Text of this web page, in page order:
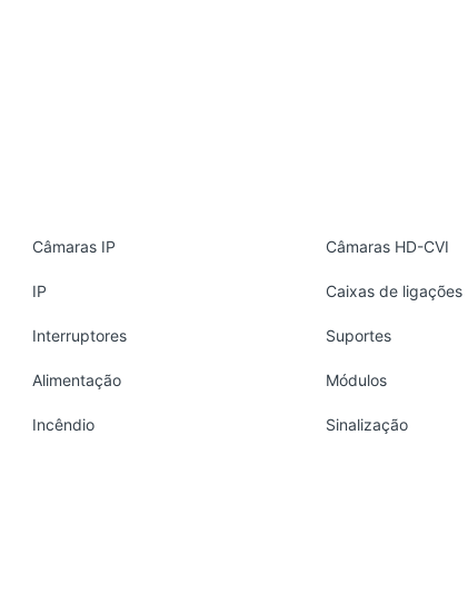
Câmaras IP Câmaras HD-CVI
IP Caixas de ligações
Interruptores Suportes
Alimentação Módulos
Incêndio Sinalização